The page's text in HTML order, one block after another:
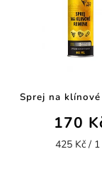
Sprej na
170
425 Kč /